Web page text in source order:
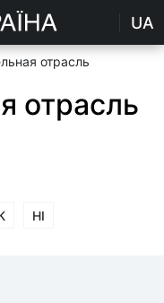
UA
отрасль
отрасль
НІ